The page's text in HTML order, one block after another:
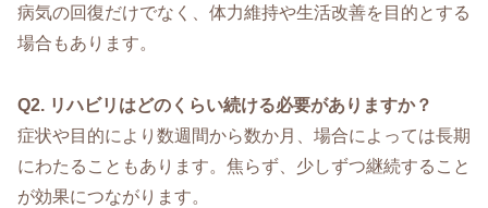
病気の回復だけでなく、体力維持や生活改善を目的とする
場合もあります。
Q2. リハビリはどのくらい続ける必要がありますか？
症状や目的により数週間から数か月、場合によっては長期
にわたることもあります。焦らず、少しずつ継続すること
が効果につながります。